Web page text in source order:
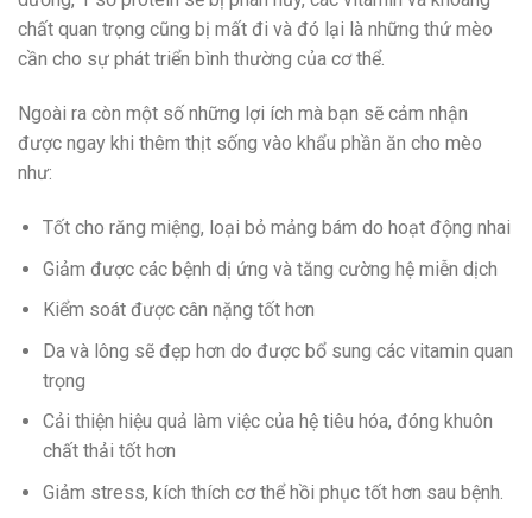
chất quan trọng cũng bị mất đi và đó lại là những thứ mèo
cần cho sự phát triển bình thường của cơ thể.
Ngoài ra còn một số những lợi ích mà bạn sẽ cảm nhận
được ngay khi thêm thịt sống vào khẩu phần ăn cho mèo
như:
Tốt cho răng miệng, loại bỏ mảng bám do hoạt động nhai
Giảm được các bệnh dị ứng và tăng cường hệ miễn dịch
Kiểm soát được cân nặng tốt hơn
Da và lông sẽ đẹp hơn do được bổ sung các vitamin quan
trọng
Cải thiện hiệu quả làm việc của hệ tiêu hóa, đóng khuôn
chất thải tốt hơn
Giảm stress, kích thích cơ thể hồi phục tốt hơn sau bệnh.